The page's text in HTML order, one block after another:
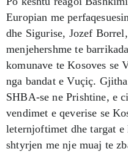
Europian me
dhe Sigurise, Jozef
menjehershme te
komunave te Kosoves se
nga bandat e Vuçiç.
SHBA-se ne Prishtine, e
vendimet e qeverise se
leternjoftimet dhe targat
shtyrjen me nje muaj te